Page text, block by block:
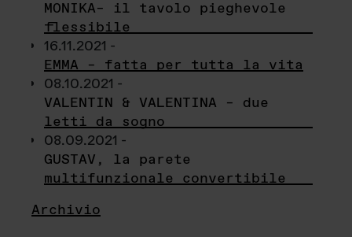
MONIKA– il tavolo pieghevole
flessibile
16.11.2021 -
EMMA – fatta per tutta la vita
08.10.2021 -
VALENTIN & VALENTINA – due
letti da sogno
08.09.2021 -
GUSTAV, la parete
multifunzionale convertibile
Archivio